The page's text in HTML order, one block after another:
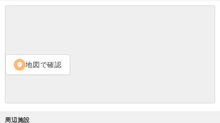
location_on 地図で確認
周辺施設